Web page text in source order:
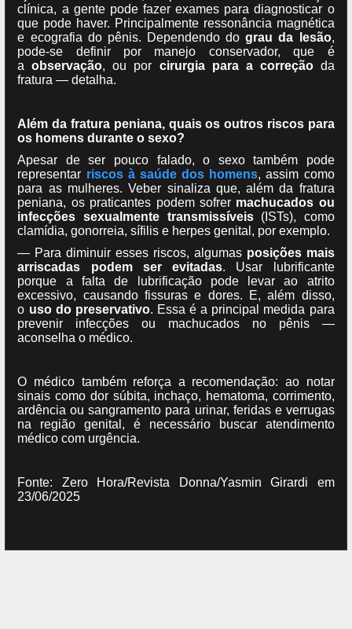
clínica, a gente pode fazer exames para diagnosticar o
que pode haver. Principalmente ressonância magnética
e ecografia do pênis. Dependendo do grau da lesão,
pode-se definir por manejo conservador, que é
aobservação, ou por cirurgia para a correçãoda
fratura — detalha.
Além da fratura peniana, quais os outros riscos para
os homens durante o sexo?
Apesar de ser pouco falado, o sexo também pode
representar riscos à saúde dos homens, assim como
para as mulheres. Veber sinaliza que, além da fratura
peniana, os praticantes podem sofrer machucados ou
infecções sexualmente transmissíveis(ISTs), como
clamídia, gonorreia, sífilis e herpes genital, por exemplo.
— Para diminuir esses riscos, algumas posições mais
arriscadas podem ser evitadas. Usar lubrificante
porque a falta de lubrificação pode levar ao atrito
excessivo, causando fissuras e dores. E, além disso,
o uso do preservativo. Essa é a principal medida para
prevenir infecções ou machucados no pênis —
aconselha o médico.
O médico também reforça a recomendação: ao notar
sinais como dor súbita, inchaço, hematoma, corrimento,
ardência ou sangramento para urinar, feridas e verrugas
na região genital, é necessário buscar atendimento
médico com urgência.
Fonte: Zero Hora/Revista Donna/Yasmin Girardi em
23/06/2025